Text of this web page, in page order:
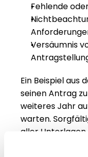
Fehlende
Versäumnis
Ein Beispiel aus
seinen Antrag
weiteres Jahr
warten.
aller